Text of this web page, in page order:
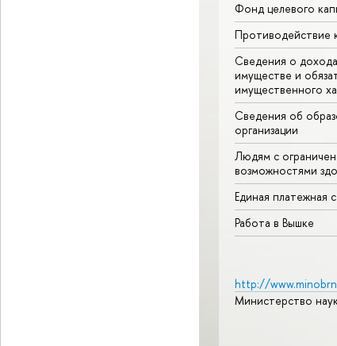
Фонд целевого
Противодействие
Сведения о
имуществе и
имущественного
Сведения об
организации
Людям с
возможностями
Единая платежная
Работа в Вышке
http://
Министерство